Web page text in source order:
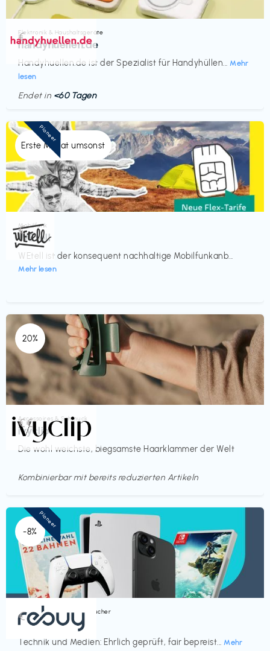
Elektronik & Haushaltsgeräte
handyhuellen.de
Handyhuellen.de ist der Spezialist für Handyhüllen... Mehr
lesen
€‎
Endet in <60 Tagen
Erste Monat umsonst
Mobilfunk
WEtell
WEtell ist der konsequent nachhaltige Mobilfunkanb...
Mehr lesen
€‎
Pioneer
20%
Accessoires & Schmuck
ivyclip
Die wohl weichste, biegsamste Haarklammer der Welt
€€‎
Kombinierbar mit bereits reduzierten Artikeln
-8%
Bücher, Magazine & Hörbücher
rebuy
Technik und Medien: Ehrlich geprüft, fair bepreist... Mehr
€‎
Pioneer